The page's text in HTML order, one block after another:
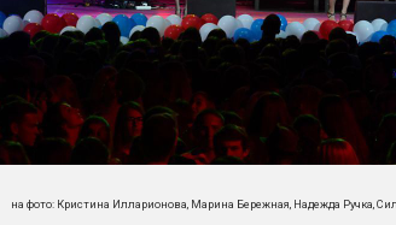
на фото: Кристина Илларионова, Марина Бережная, Надежда Ручка,